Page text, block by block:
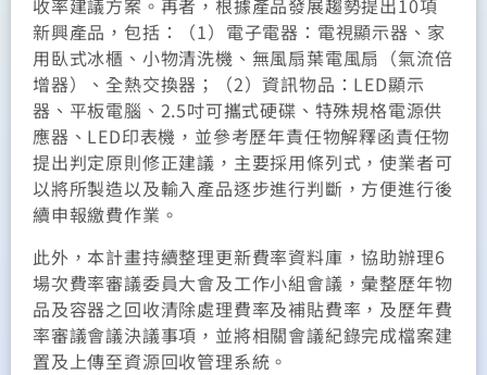
收率建議方案。再者，根據產品發展趨勢提出10項
新興產品，包括：（1）電子電器：電視顯示器、家
用臥式冰櫃、小物清洗機、無風扇葉電風扇（氣流倍
增器）、全熱交換器；（2）資訊物品：LED顯示
器、平板電腦、2.5吋可攜式硬碟、特殊規格電源供
應器、LED印表機，並參考歷年責任物解釋函責任物
提出判定原則修正建議，主要採用條列式，使業者可
以將所製造以及輸入產品逐步進行判斷，方便進行後
續申報繳費作業。
此外，本計畫持續整理更新費率資料庫，協助辦理6
場次費率審議委員大會及工作小組會議，彙整歷年物
品及容器之回收清除處理費率及補貼費率，及歷年費
率審議會議決議事項，並將相關會議紀錄完成檔案建
置及上傳至資源回收管理系統。